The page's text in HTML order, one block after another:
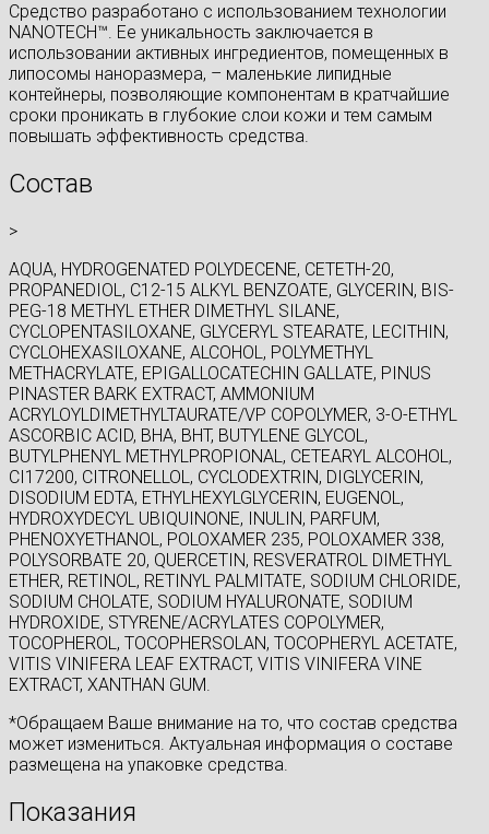
Средство разработано с использованием технологии
NANOTECH™. Ее уникальность заключается в
использовании активных ингредиентов, помещенных в
липосомы наноразмера, – маленькие липидные
контейнеры, позволяющие компонентам в кратчайшие
сроки проникать в глубокие слои кожи и тем самым
повышать эффективность средства.
Состав
>
AQUA, HYDROGENATED POLYDECENE, CETETH-20,
PROPANEDIOL, C12-15 ALKYL BENZOATE, GLYCERIN, BIS-
PEG-18 METHYL ETHER DIMETHYL SILANE,
CYCLOPENTASILOXANE, GLYCERYL STEARATE, LECITHIN,
CYCLOHEXASILOXANE, ALCOHOL, POLYMETHYL
METHACRYLATE, EPIGALLOCATECHIN GALLATE, PINUS
PINASTER BARK EXTRACT, AMMONIUM
ACRYLOYLDIMETHYLTAURATE/VP COPOLYMER, 3-O-ETHYL
ASCORBIC ACID, BHA, BHT, BUTYLENE GLYCOL,
BUTYLPHENYL METHYLPROPIONAL, CETEARYL ALCOHOL,
CI17200, CITRONELLOL, CYCLODEXTRIN, DIGLYCERIN,
DISODIUM EDTA, ETHYLHEXYLGLYCERIN, EUGENOL,
HYDROXYDECYL UBIQUINONE, INULIN, PARFUM,
PHENOXYETHANOL, POLOXAMER 235, POLOXAMER 338,
POLYSORBATE 20, QUERCETIN, RESVERATROL DIMETHYL
ETHER, RETINOL, RETINYL PALMITATE, SODIUM CHLORIDE,
SODIUM CHOLATE, SODIUM HYALURONATE, SODIUM
HYDROXIDE, STYRENE/ACRYLATES COPOLYMER,
TOCOPHEROL, TOCOPHERSOLAN, TOCOPHERYL ACETATE,
VITIS VINIFERA LEAF EXTRACT, VITIS VINIFERA VINE
EXTRACT, XANTHAN GUM.
*Обращаем Ваше внимание на то, что состав средства
может измениться. Актуальная информация о составе
размещена на упаковке средства.
Показания